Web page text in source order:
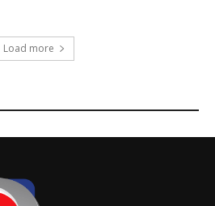
Load more